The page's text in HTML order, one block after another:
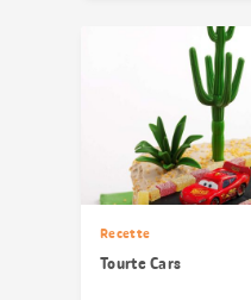
Recette
Tourte Cars